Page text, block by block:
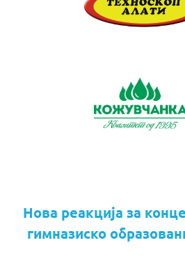
Нова реакција за
гимназиско